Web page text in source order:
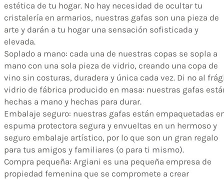
estética de tu hogar. No hay necesidad de ocultar tu
cristalería en armarios, nuestras gafas son una pieza de
arte y darán a tu hogar una sensación sofisticada y
elevada.
Soplado a mano: cada una de nuestras copas se sopla a
mano con una sola pieza de vidrio, creando una copa de
vino sin costuras, duradera y única cada vez. Di no al
vidrio de fábrica producido en masa: nuestras gafas
hechas a mano y hechas para durar.
Embalaje seguro: nuestras gafas están empaquetadas
espuma protectora segura y envueltas en un hermoso y
seguro embalaje artístico, por lo que son un gran regalo
para tus amigos y familiares (o para ti mismo).
Compra pequeña: Argiani es una pequeña empresa de
propiedad femenina que se compromete a crear